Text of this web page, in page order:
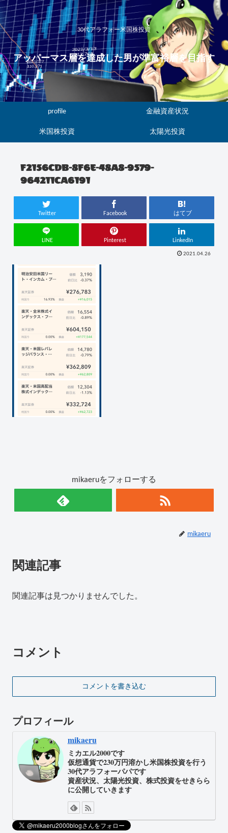
30代アラフォー米国株投資
アッパーマス層を達成した男が準富裕層を目指す
profile 金融資産状況
米国株投資 太陽光投資
F2156CDB-8F6E-48A8-9579-
964211CA6191
Twitter Facebook はてブ
LINE Pinterest LinkedIn
2021.04.26
mikaeruをフォローする
mikaeru
関連記事
関連記事は見つかりませんでした。
コメント
コメントを書き込む
プロフィール
mikaeru
ミカエル2000です
仮想通貨で230万円溶かし米国株投資を行う
30代アラフォーパパです
資産状況、太陽光投資、株式投資をせきらら
に公開していきます